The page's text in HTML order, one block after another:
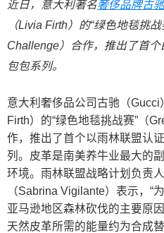
近日，意大利著名奢侈品牌古驰
（Livia Firth）的“绿色地毯挑
Challenge）合作，推出了首
包包系列。
意大利奢侈品公司古驰（Gucci
Firth）的“绿色地毯挑战赛”（
作，推出了首个以雨林联盟认
列。皮革是南美养牛业最大的
环境。雨林联盟战略计划负责
（Sabrina Vigilante）表示，“
亚马逊地区森林砍伐的主要原
天然皮革所需的能量约为合成